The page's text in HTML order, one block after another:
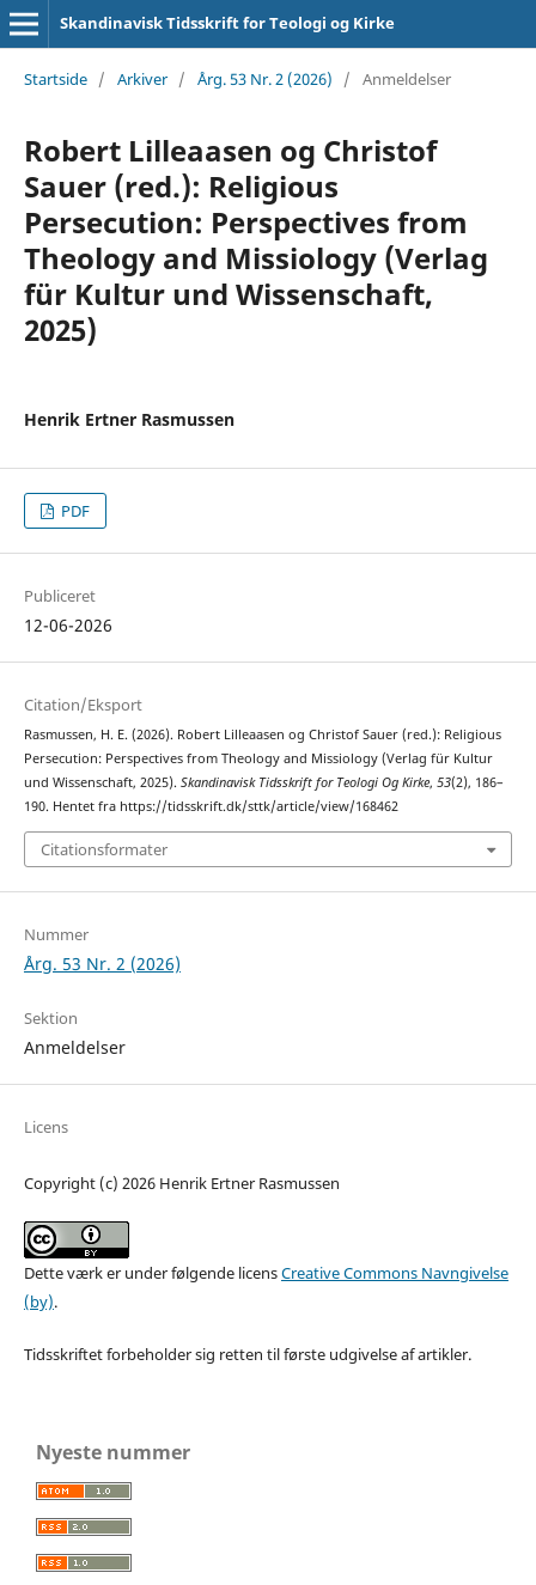
Skandinavisk Tidsskrift for Teologi og Kirke
Startside / Arkiver / Årg. 53 Nr. 2 (2026) / Anmeldelser
Robert Lilleaasen og Christof
Sauer (red.): Religious
Persecution: Perspectives from
Theology and Missiology (Verlag
für Kultur und Wissenschaft,
2025)
Henrik Ertner Rasmussen
PDF
Publiceret
12-06-2026
Citation/Eksport
Rasmussen, H. E. (2026). Robert Lilleaasen og Christof Sauer (red.): Religious
Persecution: Perspectives from Theology and Missiology (Verlag für Kultur
und Wissenschaft, 2025). Skandinavisk Tidsskrift for Teologi Og Kirke, 53(2), 186–
190. Hentet fra https://tidsskrift.dk/sttk/article/view/168462
Citationsformater
Nummer
Årg. 53 Nr. 2 (2026)
Sektion
Anmeldelser
Licens
Copyright (c) 2026 Henrik Ertner Rasmussen
Dette værk er under følgende licensCreative Commons Navngivelse
(by).
Tidsskriftet forbeholder sig retten til første udgivelse af artikler.
Nyeste nummer